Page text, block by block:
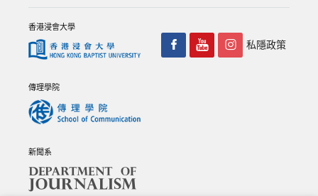
香港浸會大學
傳理學院
新聞系
私隱政策